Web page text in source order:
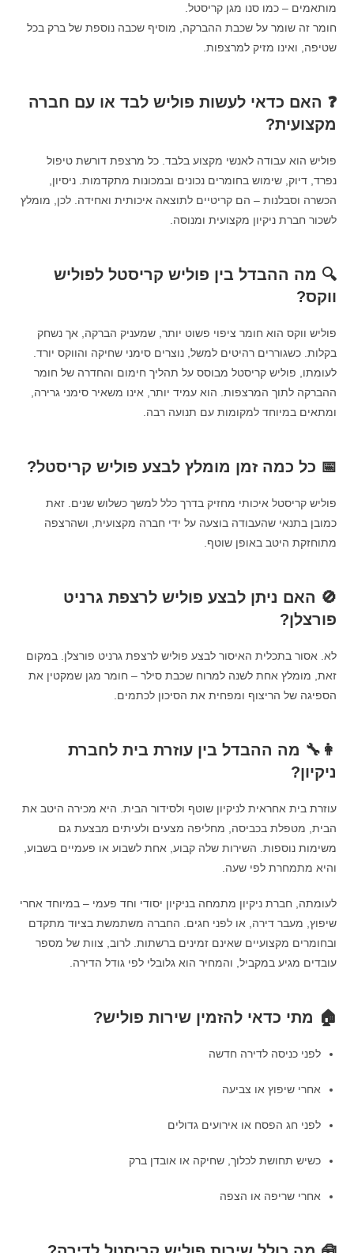
מותאמים – כמו סנו מגן קריסטל.
חומר זה שומר על שכבת ההברקה, מוסיף שכבה נוספת של ברק בכל
שטיפה, ואינו מזיק למרצפות.
❓ האם כדאי לעשות פוליש לבד או עם חברה
מקצועית?
פוליש הוא עבודה לאנשי מקצוע בלבד. כל מרצפת דורשת טיפול
נפרד, דיוק, שימוש בחומרים נכונים ובמכונות מתקדמות. ניסיון,
הכשרה וסבלנות – הם קריטיים לתוצאה איכותית ואחידה. לכן, מומלץ
לשכור חברת ניקיון מקצועית ומנוסה.
🔍 מה ההבדל בין פוליש קריסטל לפוליש
ווקס?
פוליש ווקס הוא חומר ציפוי פשוט יותר, שמעניק הברקה, אך נשחק
בקלות. כשגוררים רהיטים למשל, נוצרים סימני שחיקה והווקס יורד.
לעומתו, פוליש קריסטל מבוסס על תהליך חימום והחדרה של חומר
ההברקה לתוך המרצפות. הוא עמיד יותר, אינו משאיר סימני גרירה,
ומתאים במיוחד למקומות עם תנועה רבה.
📅 כל כמה זמן מומלץ לבצע פוליש קריסטל?
פוליש קריסטל איכותי מחזיק בדרך כלל למשך כשלוש שנים. זאת
כמובן בתנאי שהעבודה בוצעה על ידי חברה מקצועית, ושהרצפה
מתוחזקת היטב באופן שוטף.
🚫 האם ניתן לבצע פוליש לרצפת גרניט
פורצלן?
לא. אסור בתכלית האיסור לבצע פוליש לרצפת גרניט פורצלן. במקום
זאת, מומלץ אחת לשנה למרוח שכבת סילר – חומר מגן שמקטין את
הספיגה של הריצוף ומפחית את הסיכון לכתמים.
👩‍🔧 מה ההבדל בין עוזרת בית לחברת
ניקיון?
עוזרת בית אחראית לניקיון שוטף ולסידור הבית. היא מכירה היטב את
הבית, מטפלת בכביסה, מחליפה מצעים ולעיתים מבצעת גם
משימות נוספות. השירות שלה קבוע, אחת לשבוע או פעמיים בשבוע,
והיא מתמחרת לפי שעה.
לעומתה, חברת ניקיון מתמחה בניקיון יסודי וחד פעמי – במיוחד אחרי
שיפוץ, מעבר דירה, או לפני חגים. החברה משתמשת בציוד מתקדם
ובחומרים מקצועיים שאינם זמינים ברשתות. לרוב, צוות של מספר
עובדים מגיע במקביל, והמחיר הוא גלובלי לפי גודל הדירה.
🏠 מתי כדאי להזמין שירות פוליש?
לפני כניסה לדירה חדשה
אחרי שיפוץ או צביעה
לפני חג הפסח או אירועים גדולים
כשיש תחושת לכלוך, שחיקה או אובדן ברק
אחרי שריפה או הצפה